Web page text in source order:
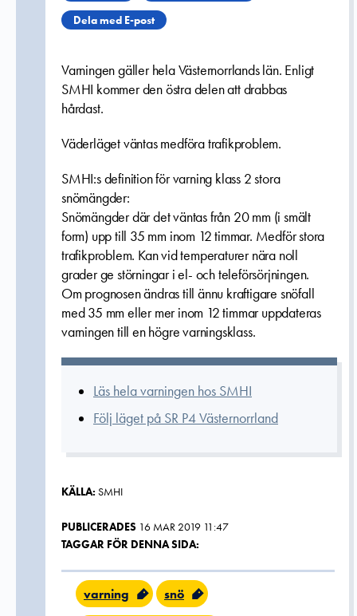
Dela med E-post
Varningen gäller hela Västernorrlands län. Enligt
SMHI kommer den östra delen att drabbas
hårdast.
Väderläget väntas medföra trafikproblem.
SMHI:s definition för varning klass 2 stora
snömängder:
Snömängder där det väntas från 20 mm (i smält
form) upp till 35 mm inom 12 timmar. Medför stora
trafikproblem. Kan vid temperaturer nära noll
grader ge störningar i el- och teleförsörjningen.
Om prognosen ändras till ännu kraftigare snöfall
med 35 mm eller mer inom 12 timmar uppdateras
varningen till en högre varningsklass.
Läs hela varningen hos SMHI
Följ läget på SR P4 Västernorrland
KÄLLA: SMHI
PUBLICERADES 16 MAR 2019 11:47
TAGGAR FÖR DENNA SIDA:
varning snö